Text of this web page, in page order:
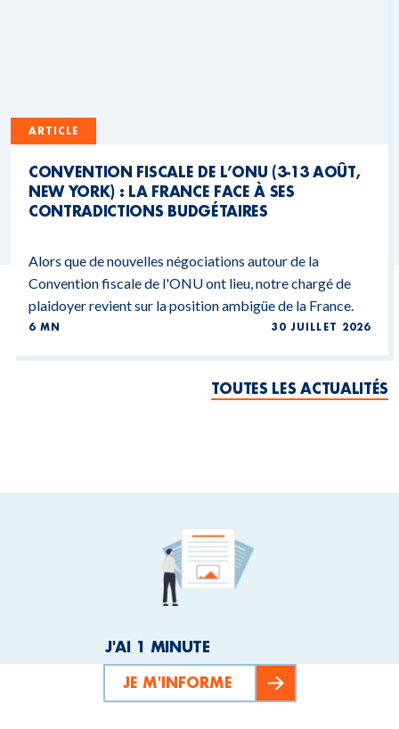
ARTICLE
CONVENTION FISCALE DE L’ONU (3-13 AOÛT,
NEW YORK) : LA FRANCE FACE À SES
CONTRADICTIONS BUDGÉTAIRES
Alors que de nouvelles négociations autour de la
Convention fiscale de l'ONU ont lieu, notre chargé de
plaidoyer revient sur la position ambigüe de la France.
6 MN 30 JUILLET 2026
TOUTES LES ACTUALITÉS
J'AI 1 MINUTE
JE M'INFORME